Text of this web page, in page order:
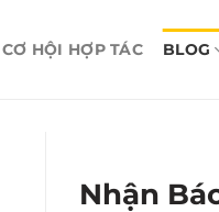
CƠ HỘI HỢP TÁC BLOG
Nhận